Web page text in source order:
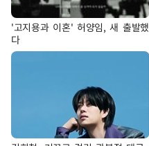
'고지용과 이혼' 허양임, 새 출발했
다